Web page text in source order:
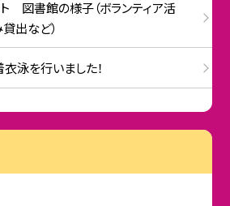
図書館の様子（ボランティア活
出など）
衣泳を行いました！